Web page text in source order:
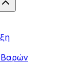
Βαρών